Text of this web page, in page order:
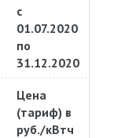
с
01.07.2020
по
31.12.2020
Цена
(тариф) в
руб./кВтч